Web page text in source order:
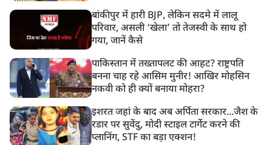
बांकीपुर में हारी BJP, लेकिन सदमे में लालू
परिवार, असली ‘खेला’ तो तेजस्वी के साथ हो
गया, जानें कैसे
पाकिस्तान में तख्तापलट की आहट? राष्ट्रपति
बनना चाह रहे आसिम मुनीर! आखिर मोहसिन
नकवी को ही क्यों बनाया मोहरा?
इशरत जहां के बाद अब अर्पिता सरकार...जैश के
रडार पर सुवेंदु, मोदी स्टाइल टार्गेट करने की
प्लानिंग, STF का बड़ा एक्शन!